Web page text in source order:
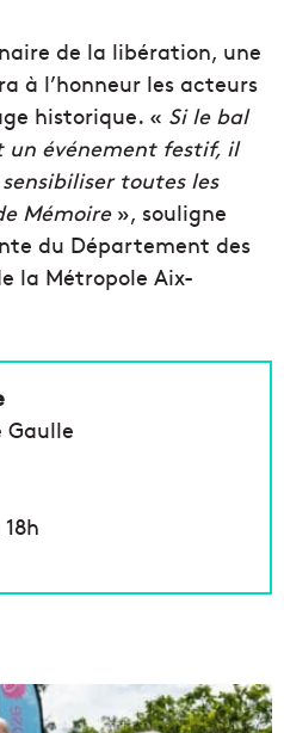
de la libération, une
à l’honneur les acteurs
historique. « Si le bal
événement festif, il
toutes les
Mémoire», souligne
du Département des
la Métropole Aix-
Gaulle